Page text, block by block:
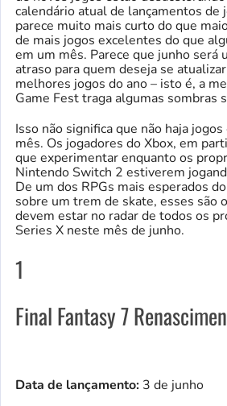
calendário atual de lançamentos de
parece muito mais curto do que
de mais jogos excelentes do que
em um mês. Parece que junho será
atraso para quem deseja se
melhores jogos do ano – isto é, a
Game Fest traga algumas sombras
Isso não significa que não haja
mês. Os jogadores do Xbox, em
que experimentar enquanto os
Nintendo Switch 2 estiverem
De um dos RPGs mais esperados
sobre um trem de skate, esses são
devem estar no radar de todos os
Series X neste mês de junho.
1
Final Fantasy 7
Data de lançamento: 3 de junho